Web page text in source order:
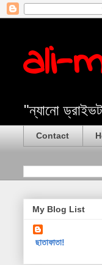
ali-
"ন্যানো
Contact
My Blog List
ছাতাফাতা!